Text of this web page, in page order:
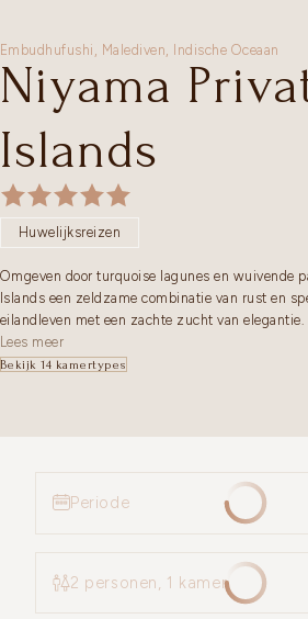
Embudhufushi, Malediven, Indische Oceaan
Niyama
Islands
Huwelijksreizen
Omgeven door turquoise lagunes en wuivende
Islands een zeldzame combinatie van rust en
eilandleven met een zachte zucht van elegantie.
Lees meer
Bekijk 14 kamertypes
Periode
2 personen, 1 kamer